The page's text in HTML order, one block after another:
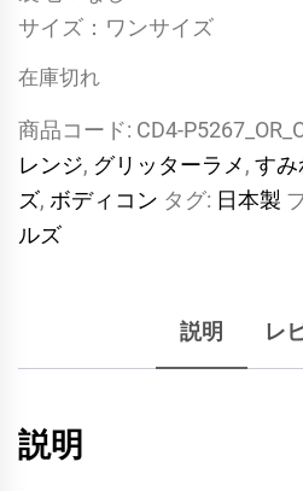
サイズ：ワンサイズ
在庫切れ
商品コード: CD4-
レンジ, グリッターラメ, す
ズ, ボディコン タグ: 日本製
ルズ
説明 レ
説明